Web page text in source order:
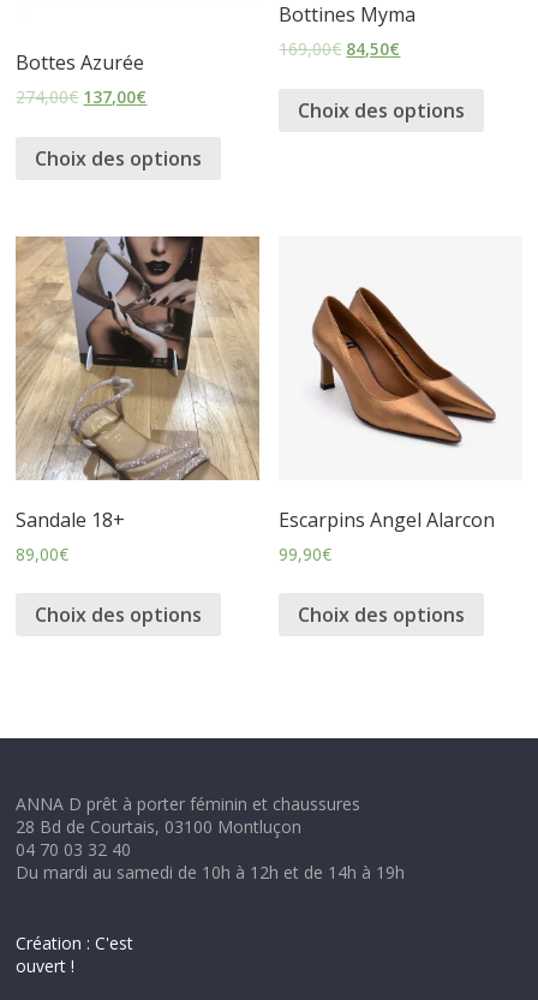
s
u
r
e
s
Bottes Azurée
274,00€ 137,00€
Choix des options
Bottines Myma
169,00€ 84,50€
Choix des options
Sandale 18+
89,00€
Choix des options
Escarpins Angel Alarcon
99,90€
Choix des options
ANNA D prêt à porter féminin et chaussures
28 Bd de Courtais, 03100 Montluçon
04 70 03 32 40
Du mardi au samedi de 10h à 12h et de 14h à 19h
Création : C'est
ouvert !